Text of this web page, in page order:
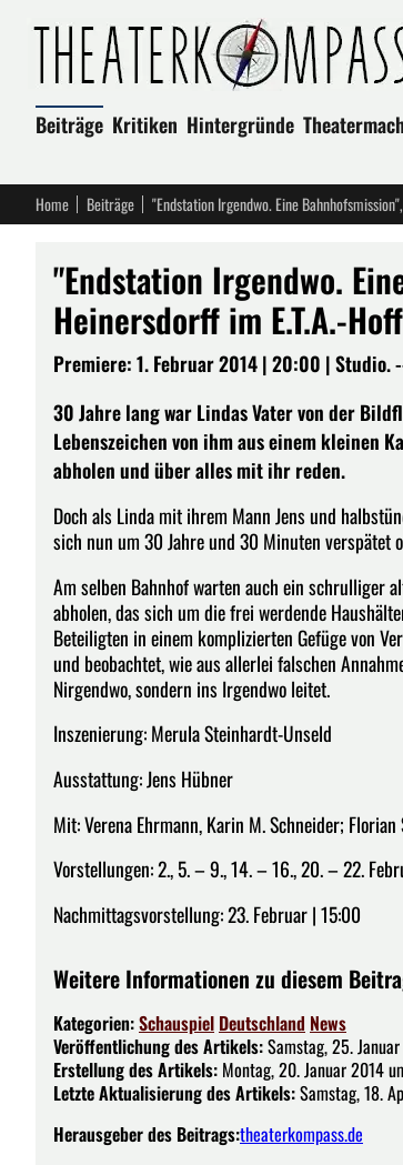
Beiträge Kritiken Hintergründe
Home Beiträge
"Endstation Irgendwo.
Heinersdorff im E.T.A.-
Premiere: 1. Februar 2014 | 20:00 | Studio.
30 Jahre lang war Lindas Vater von der
Lebenszeichen von ihm aus einem kleinen
abholen und über alles mit ihr reden.
Doch als Linda mit ihrem Mann Jens und
sich nun um 30 Jahre und 30 Minuten verspätet
Am selben Bahnhof warten auch ein schrulliger
abholen, das sich um die frei werdende
Beteiligten in einem komplizierten Gefüge von
und beobachtet, wie aus allerlei falschen
Nirgendwo, sondern ins Irgendwo leitet.
Inszenierung: Merula Steinhardt-Unseld
Ausstattung: Jens Hübner
Mit: Verena Ehrmann, Karin M. Schneider;
Vorstellungen: 2., 5. – 9., 14. – 16., 20. – 22.
Nachmittagsvorstellung: 23. Februar | 15:00
Weitere Informationen zu diesem
Kategorien:Schauspiel Deutschland News
Veröffentlichung des Artikels:Samstag, 25.
Erstellung des Artikels: Montag, 20. Januar 2014
Letzte Aktualisierung des Artikels:Samstag, 18.
Herausgeber des Beitrags:theaterkompass.de